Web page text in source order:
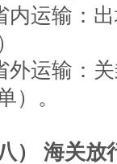
内运输：
外运输：
）。
八） 海关放